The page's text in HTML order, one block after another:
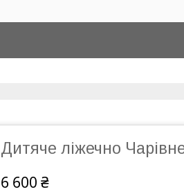
Дитяче ліжечно
6 600 ₴